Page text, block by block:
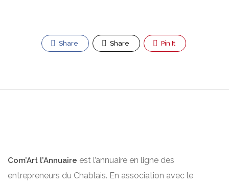
Share Share Pin It
Com’Art l’Annuaire est l’annuaire en ligne des
entrepreneurs du Chablais. En association avec le